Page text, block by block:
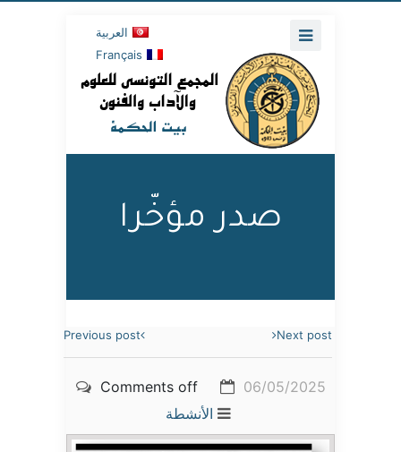
العربية
Français
صدر مؤخّرا
Previous post Next post
06/05/2025
Comments off
الأنشطة